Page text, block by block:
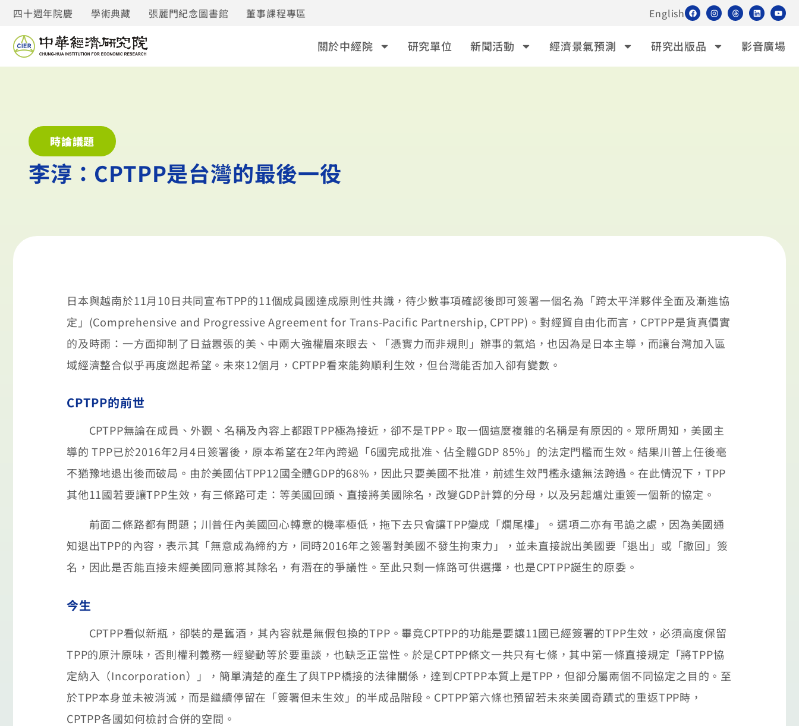
四十週年院慶 學術典藏 張麗門紀念圖書館 董事課程專區 English
關於中經院 研究單位 新聞活動 經濟景氣預測 研究出版品 影音廣場
時論議題
李淳：CPTPP是台灣的最後一役
日本與越南於11月10日共同宣布TPP的11個成員國達成原則性共識，待少數事項確認後即可簽署一個名為「跨太平洋夥伴全面及漸進協
定」(Comprehensive and Progressive Agreement for Trans-Pacific Partnership, CPTPP)。對經貿自由化而言，CPTPP是貨真價實
的及時雨：一方面抑制了日益囂張的美、中兩大強權眉來眼去、「憑實力而非規則」辦事的氣焰，也因為是日本主導，而讓台灣加入區
域經濟整合似乎再度燃起希望。未來12個月，CPTPP看來能夠順利生效，但台灣能否加入卻有變數。
CPTPP的前世
CPTPP無論在成員、外觀、名稱及內容上都跟TPP極為接近，卻不是TPP。取一個這麼複雜的名稱是有原因的。眾所周知，美國主
導的 TPP已於2016年2月4日簽署後，原本希望在2年內跨過「6國完成批准、佔全體GDP 85%」的法定門檻而生效。結果川普上任後毫
不猶豫地退出後而破局。由於美國佔TPP12國全體GDP的68%，因此只要美國不批准，前述生效門檻永遠無法跨過。在此情況下，TPP
其他11國若要讓TPP生效，有三條路可走：等美國回頭、直接將美國除名，改變GDP計算的分母，以及另起爐灶重簽一個新的協定。
前面二條路都有問題；川普任內美國回心轉意的機率極低，拖下去只會讓TPP變成「爛尾樓」。選項二亦有弔詭之處，因為美國通
知退出TPP的內容，表示其「無意成為締約方，同時2016年之簽署對美國不發生拘束力」，並未直接說出美國要「退出」或「撤回」簽
名，因此是否能直接未經美國同意將其除名，有潛在的爭議性。至此只剩一條路可供選擇，也是CPTPP誕生的原委。
今生
CPTPP看似新瓶，卻裝的是舊酒，其內容就是無假包換的TPP。畢竟CPTPP的功能是要讓11國已經簽署的TPP生效，必須高度保留
TPP的原汁原味，否則權利義務一經變動等於要重談，也缺乏正當性。於是CPTPP條文一共只有七條，其中第一條直接規定「將TPP協
定納入（Incorporation）」，簡單清楚的產生了與TPP橋接的法律關係，達到CPTPP本質上是TPP，但卻分屬兩個不同協定之目的。至
於TPP本身並未被消滅，而是繼續停留在「簽署但未生效」的半成品階段。CPTPP第六條也預留若未來美國奇蹟式的重返TPP時，
CPTPP各國如何檢討合併的空間。